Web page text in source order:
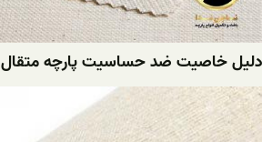
دلیل خاصیت ضد حساسیت پارچه متقال